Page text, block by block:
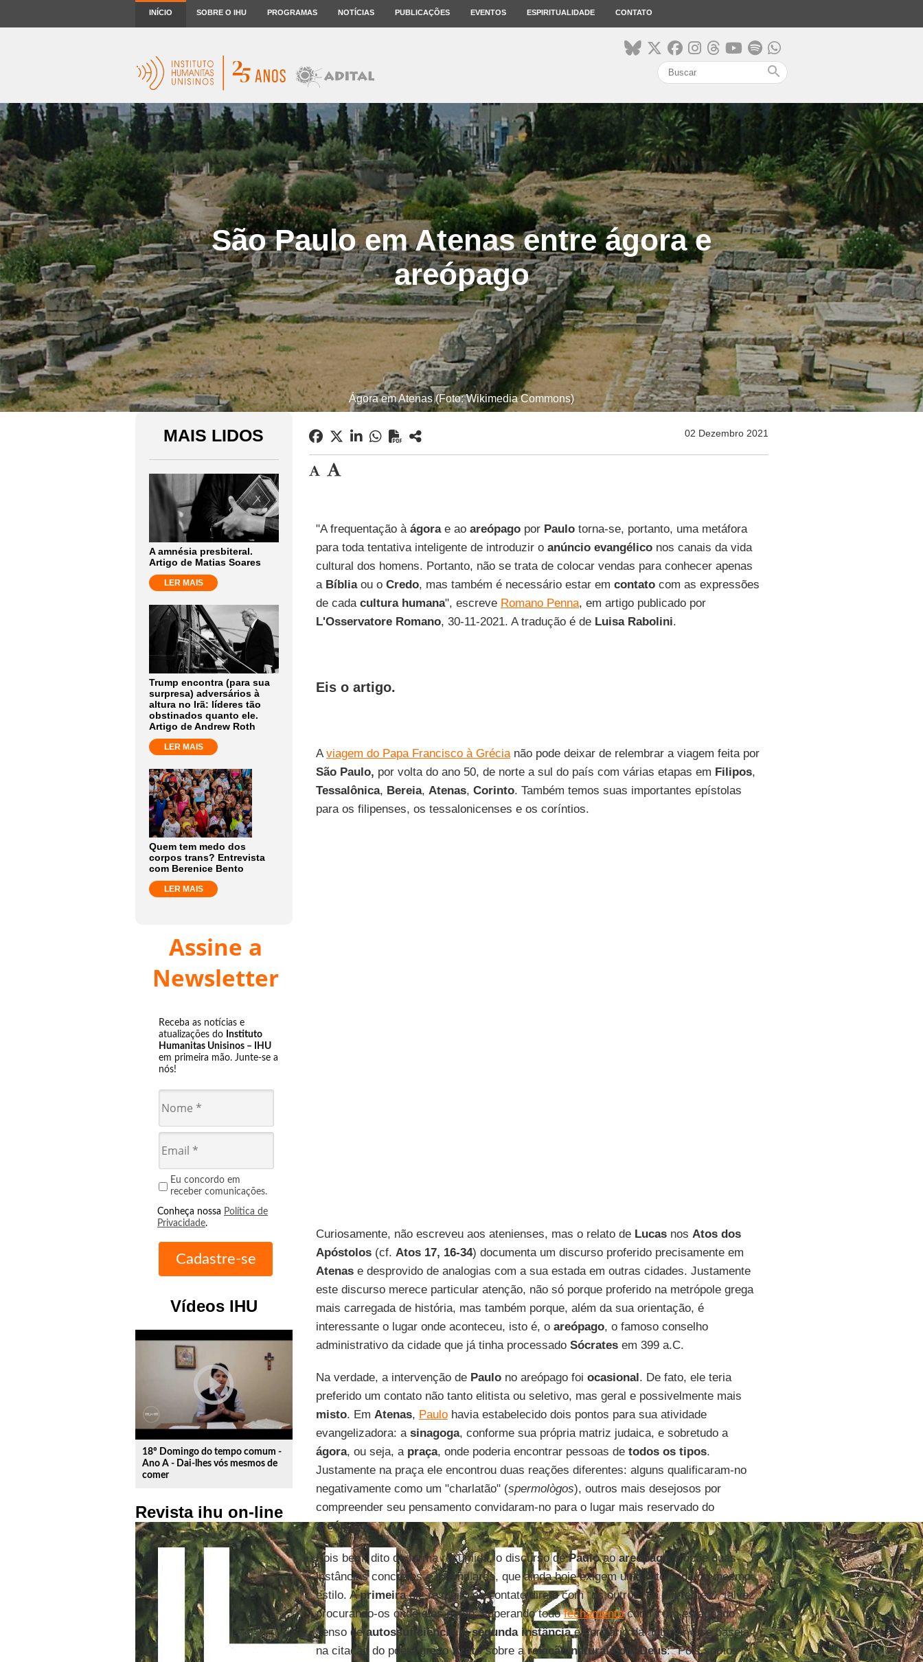
INÍCIO SOBRE O IHU PROGRAMAS NOTÍCIAS PUBLICAÇÕES EVENTOS ESPIRITUALIDADE CONTATO
search
São Paulo em Atenas entre ágora e
areópago
Ágora em Atenas (Foto: Wikimedia Commons)
MAIS LIDOS
A amnésia presbiteral.
Artigo de Matias Soares
LER MAIS
Trump encontra (para sua
surpresa) adversários à
altura no Irã: líderes tão
obstinados quanto ele.
Artigo de Andrew Roth
LER MAIS
Quem tem medo dos
corpos trans? Entrevista
com Berenice Bento
LER MAIS
Assine a
Newsletter
Receba as notícias e
atualizações do Instituto
Humanitas Unisinos – IHU
em primeira mão. Junte-se a
nós!
Eu concordo em
receber comunicações.
Conheça nossa Política de
Privacidade.
Vídeos IHU
play_circle_outline
18º Domingo do tempo comum -
Ano A - Dai-lhes vós mesmos de
comer
Revista ihu on-line
02 Dezembro 2021
"A frequentação à ágorae ao areópagopor Paulotorna-se, portanto, uma metáfora
para toda tentativa inteligente de introduzir o anúncio evangéliconos canais da vida
cultural dos homens. Portanto, não se trata de colocar vendas para conhecer apenas
a Bíbliaou o Credo, mas também é necessário estar em contatocom as expressões
de cada cultura humana", escreve Romano Penna, em artigo publicado por
L'Osservatore Romano, 30-11-2021. A tradução é de Luisa Rabolini.
Eis o artigo.
Aviagem do Papa Francisco à Grécianão pode deixar de relembrar a viagem feita por
São Paulo, por volta do ano 50, de norte a sul do país com várias etapas em Filipos,
Tessalônica, Bereia, Atenas, Corinto. Também temos suas importantes epístolas
para os filipenses, os tessalonicenses e os coríntios.
Curiosamente, não escreveu aos atenienses, mas o relato de Lucasnos Atos dos
Apóstolos(cf. Atos 17, 16-34) documenta um discurso proferido precisamente em
Atenase desprovido de analogias com a sua estada em outras cidades. Justamente
este discurso merece particular atenção, não só porque proferido na metrópole grega
mais carregada de história, mas também porque, além da sua orientação, é
interessante o lugar onde aconteceu, isto é, o areópago, o famoso conselho
administrativo da cidade que já tinha processado Sócratesem 399 a.C.
Na verdade, a intervenção de Paulono areópago foi ocasional. De fato, ele teria
preferido um contato não tanto elitista ou seletivo, mas geral e possivelmente mais
misto. Em Atenas, Paulohavia estabelecido dois pontos para sua atividade
evangelizadora: a sinagoga, conforme sua própria matriz judaica, e sobretudo a
ágora, ou seja, a praça, onde poderia encontrar pessoas de todos os tipos.
Justamente na praça ele encontrou duas reações diferentes: alguns qualificaram-no
negativamente como um "charlatão" (spermològos), outros mais desejosos por
compreender seu pensamento convidaram-no para o lugar mais reservado do
areópago.
Pois bem, dito de forma resumida, o discurso dePauloaoareópago propõe duas
instâncias concretas e exemplares, que ainda hoje exigem uma retomada do mesmo
estilo. Aprimeiradiz respeito ao contato direto com “os outros, os diferentes”, talvez
procurando-os onde eles estão, superando todofechamentocontra um estagnado
senso deautossuficiência . Asegunda instânciaé corolário da anterior e se baseia
na citação do poeta gregoAratosobre arelação natural com Deus: “Pois somos